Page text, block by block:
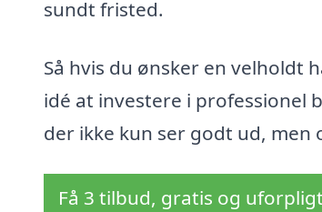
sundt fristed.
Så hvis du ønsker en velholdt
idé at investere i professionel
der ikke kun ser godt ud,
Få 3 tilbud, gratis og